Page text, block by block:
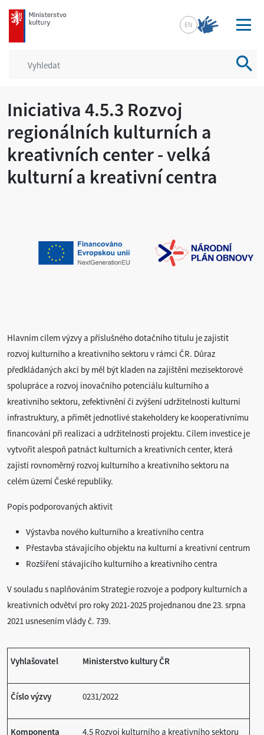
mkcr.cz
EN
Iniciativa 4.5.3 Rozvoj
regionálních kulturních a
kreativních center - velká
kulturní a kreativní centra
Hlavním cílem výzvy a příslušného dotačního titulu je zajistit
rozvoj kulturního a kreativního sektoru v rámci ČR. Důraz
předkládaných akcí by měl být kladen na zajištění mezisektorové
spolupráce a rozvoj inovačního potenciálu kulturního a
kreativního sektoru, zefektivnění či zvýšení udržitelnosti kulturní
infrastruktury, a přimět jednotlivé stakeholdery ke kooperativnímu
financování při realizaci a udržitelnosti projektu. Cílem investice je
vytvořit alespoň patnáct kulturních a kreativních center, která
zajistí rovnoměrný rozvoj kulturního a kreativního sektoru na
celém území České republiky.
Popis podporovaných aktivit
Výstavba nového kulturního a kreativního centra
Přestavba stávajícího objektu na kulturní a kreativní centrum
Rozšíření stávajícího kulturního a kreativního centra
V souladu s naplňováním Strategie rozvoje a podpory kulturních a
kreativních odvětví pro roky 2021-2025 projednanou dne 23. srpna
2021 usnesením vlády č. 739.
Vyhlašovatel Ministerstvo kultury ČR
Číslo výzvy 0231/2022
Komponenta 4.5 Rozvoj kulturního a kreativního sektoru